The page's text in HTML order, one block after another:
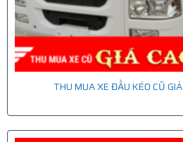
THU MUA XE ĐẦU KÉO CŨ